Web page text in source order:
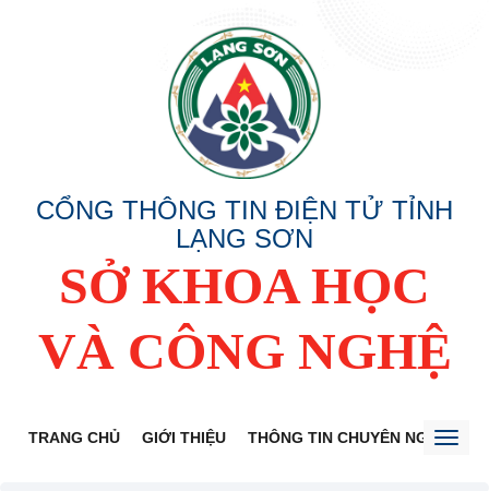
CỔNG THÔNG TIN ĐIỆN TỬ TỈNH
LẠNG SƠN
SỞ KHOA HỌC
VÀ CÔNG NGHỆ
TRANG CHỦ GIỚI THIỆU THÔNG TIN CHUYÊN NGÀNH